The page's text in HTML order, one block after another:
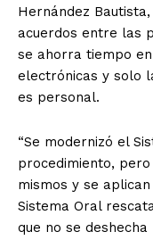
Hernández
acuerdos entre las
se ahorra tiempo
electrónicas y solo
es personal.
“Se modernizó el
procedimiento,
mismos y se
Sistema Oral
que no se